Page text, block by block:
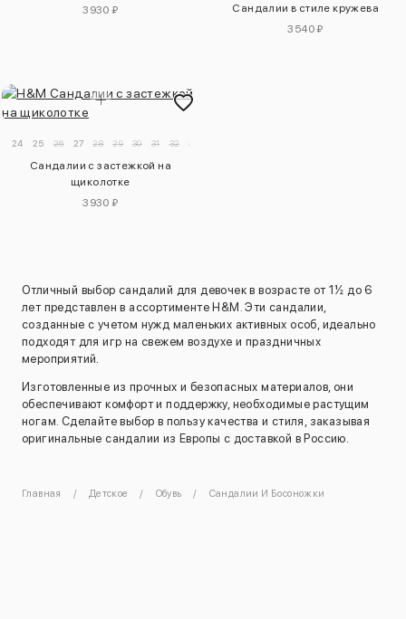
3930 ₽
Сандалии в стиле кружева
3540 ₽
24 25 26 27 28 29 30 31 32 33
Сандалии с застежкой на
щиколотке
3930 ₽
Отличный выбор сандалий для девочек в возрасте от 1½ до 6
лет представлен в ассортименте H&M. Эти сандалии,
созданные с учетом нужд маленьких активных особ, идеально
подходят для игр на свежем воздухе и праздничных
мероприятий.
Изготовленные из прочных и безопасных материалов, они
обеспечивают комфорт и поддержку, необходимые растущим
ногам. Сделайте выбор в пользу качества и стиля, заказывая
оригинальные сандалии из Европы с доставкой в Россию.
Главная Детское Обувь Сандалии И Босоножки